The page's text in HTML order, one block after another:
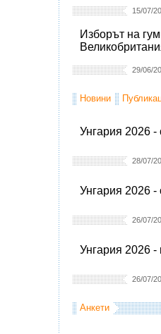
15/07/
Изборът на
29/06/
Новини
Унгария 2026 -
28/07/
Унгария 2026 -
26/07/
Унгария 2026
26/07/
Анкети